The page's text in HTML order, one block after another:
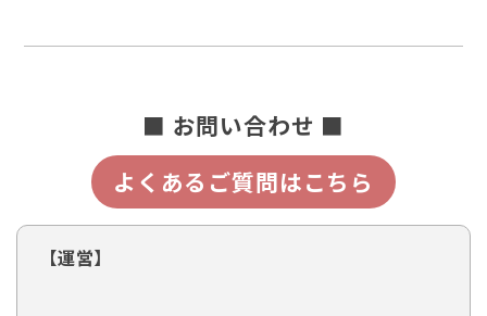
■ お問い合わせ ■
よくあるご質問はこちら
【運営】